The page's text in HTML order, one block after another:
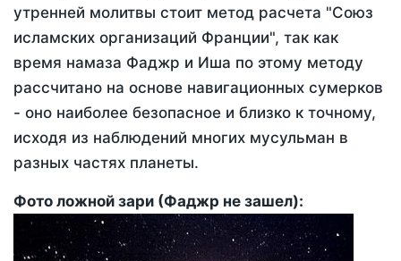
утренней молитвы стоит метод расчета "Союз
исламских организаций Франции", так как
время намаза Фаджр и Иша по этому методу
рассчитано на основе навигационных сумерков
- оно наиболее безопасное и близко к точному,
исходя из наблюдений многих мусульман в
разных частях планеты.
Фото ложной зари (Фаджр не зашел):